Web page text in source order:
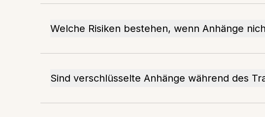
Welche Risiken bestehen, wenn Anhänge
Sind verschlüsselte Anhänge während des